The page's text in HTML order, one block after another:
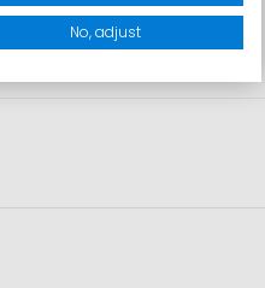
DesignNo, adjust